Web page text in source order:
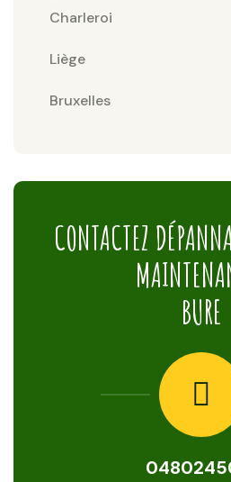
Charleroi
Liège
Bruxelles
CONTACTEZ
BURE